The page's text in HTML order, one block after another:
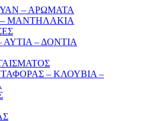
– ΑΡΩΜΑΤΑ
ΜΑΝΤΗΛΑΚΙΑ
ΑΥΤΙΑ – ΔΟΝΤΙΑ
– ΚΛΟΥΒΙΑ –